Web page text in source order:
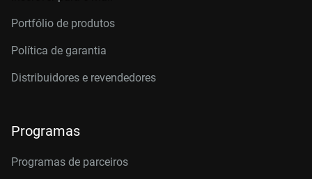
Portfólio de produtos
Política de garantia
Distribuidores e revendedores
Programas
Programas de parceiros